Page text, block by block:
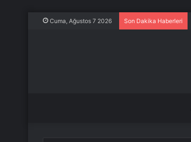
Cuma, Ağustos 7 2026 Son Dakika Haberleri